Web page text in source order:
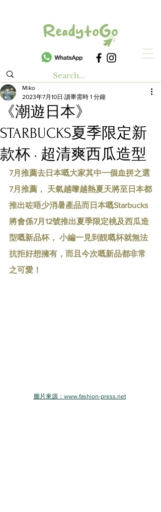
《潮遊日本》
STARBUCKS夏季限定新
款杯 · 超清爽西瓜造型
Miko
2023年7月10日 讀畢需時 1 分鐘
7月推薦去日本嘅大家其中一個血拼之選
7月推薦， 天氣越嚟越熱夏天將至日本都
推出咗唔少消暑產品而日本嘅Starbucks
將會係7月12號推出夏季限定桃及西瓜造
型嘅新品杯， 小編一見到靚嘅杯就無法
抗拒好想擁有，而且今次嘅新品都非常
之可愛！
圖片來源：www.fashion-press.net